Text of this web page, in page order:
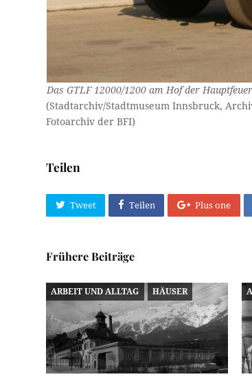
Das GTLF 12000/1200 am Hof der
(Stadtarchiv/Stadtmuseum Innsbruck,
Fotoarchiv der BFI)
Teilen
Tweet Teilen Plus one
Frühere Beiträge
ARBEIT UND ALLTAG HÄUSER